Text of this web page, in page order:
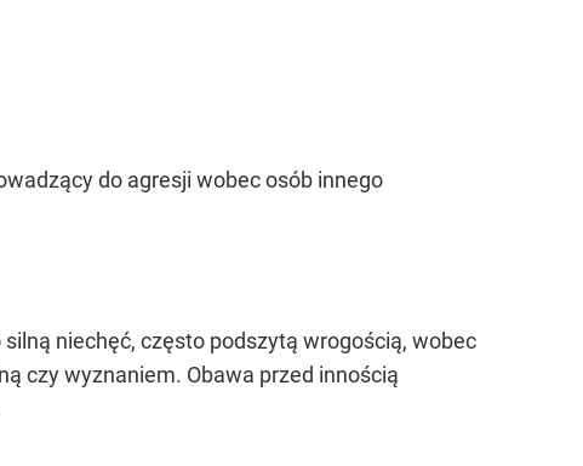
do agresji wobec osób innego
niechęć, często podszytą wrogością, wobec
czy wyznaniem. Obawa przed innością